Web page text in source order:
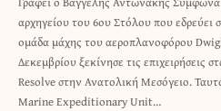
αρχηγείου του 6ου Στόλου που εδρεύει
ομάδα μάχης του αεροπλανοφόρου
Δεκεμβρίου ξεκίνησε τις επιχειρήσεις
Resolve στην Ανατολική Μεσόγειο.
Marine Expeditionary Unit…